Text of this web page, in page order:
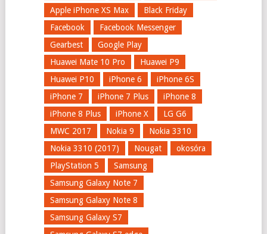
Apple iPhone XS Max
Black Friday
Facebook
Facebook Messenger
Gearbest
Google Play
Huawei Mate 10 Pro
Huawei P9
Huawei P10
iPhone 6
iPhone 6S
iPhone 7
iPhone 7 Plus
iPhone 8
iPhone 8 Plus
iPhone X
LG G6
MWC 2017
Nokia 9
Nokia 3310
Nokia 3310 (2017)
Nougat
okosóra
PlayStation 5
Samsung
Samsung Galaxy Note 7
Samsung Galaxy Note 8
Samsung Galaxy S7